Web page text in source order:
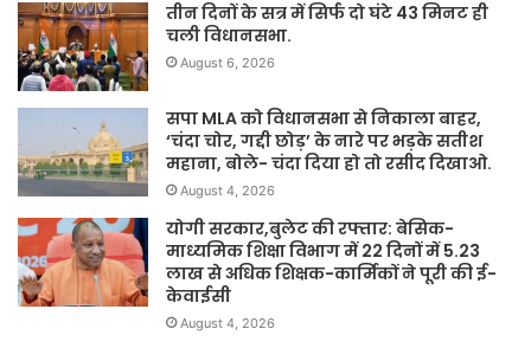
तीन दिनों के सत्र में सिर्फ दो घंटे 43 मिनट ही
चली विधानसभा.
August 6, 2026
सपा MLA को विधानसभा से निकाला बाहर,
‘चंदा चोर, गद्दी छोड़’ के नारे पर भड़के सतीश
महाना, बोले- चंदा दिया हो तो रसीद दिखाओ.
August 4, 2026
योगी सरकार,बुलेट की रफ्तार: बेसिक-
माध्यमिक शिक्षा विभाग में 22 दिनों में 5.23
लाख से अधिक शिक्षक-कार्मिकों ने पूरी की ई-
केवाईसी
August 4, 2026